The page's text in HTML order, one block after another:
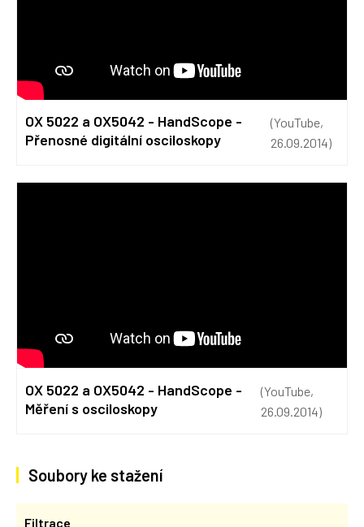
OX 5022 a OX5042 - HandScope -
Přenosné digitální osciloskopy
(YouTube,
26.09.2014)
OX 5022 a OX5042 - HandScope -
Měření s osciloskopy
(YouTube,
26.09.2014)
Soubory ke stažení
Filtrace